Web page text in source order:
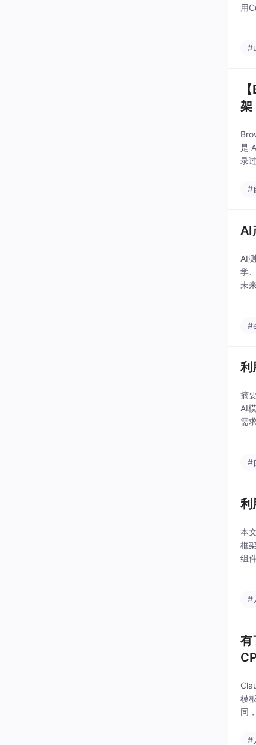
用
架
是
录
#
AI
AI
学
未
利
摘
AI
需
#
利
本
框
组
#
有
模
同
#